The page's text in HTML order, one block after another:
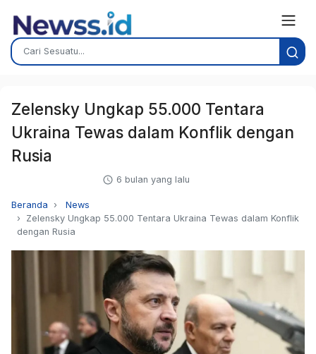
Zelensky Ungkap 55.000 Tentara
Ukraina Tewas dalam Konflik dengan
Rusia
6 bulan yang lalu
Beranda
News
Zelensky Ungkap 55.000 Tentara Ukraina Tewas dalam Konflik
dengan Rusia